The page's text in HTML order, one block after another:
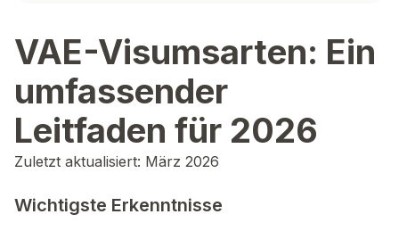
VAE-Visumsarten: Ein
umfassender
Leitfaden für 2026
Zuletzt aktualisiert: März 2026
Wichtigste Erkenntnisse